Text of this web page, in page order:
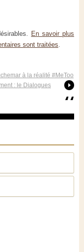
En savoir plus
sont traitées.
à la réalité #MeToo
: le Dialogues